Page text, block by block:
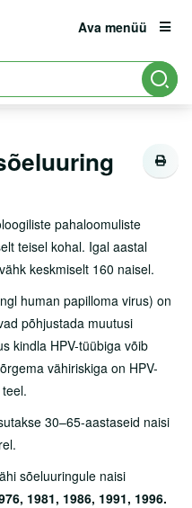
Ava menüü
pahaloomuliste
teisel kohal. Igal aastal
keskmiselt 160 naisel.
human papilloma virus) on
põhjustada muutusi
kindla HPV-tüübiga võib
vähiriskiga on HPV-
30–65-aastaseid naisi
sõeluuringule naisi
1981, 1986, 1991, 1996.